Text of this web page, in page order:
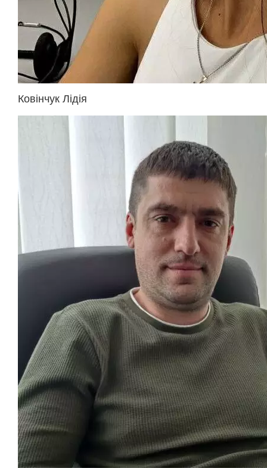
Ковінчук Лідія